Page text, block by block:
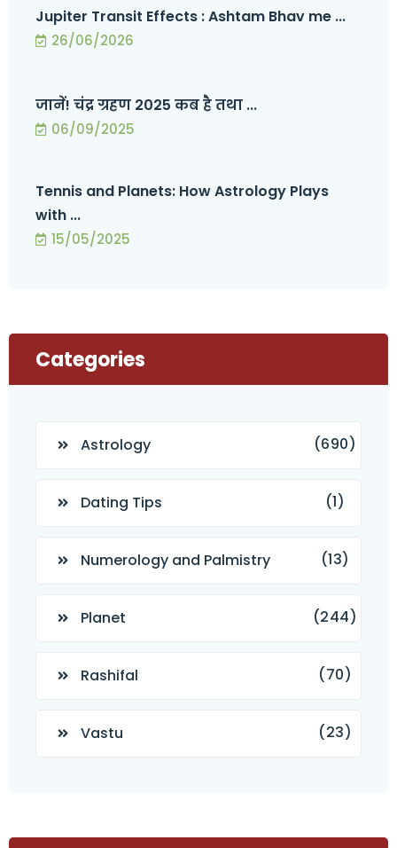
Jupiter Transit Effects : Ashtam Bhav me ...
26/06/2026
जानें! चंद्र ग्रहण 2025 कब है तथा ...
06/09/2025
Tennis and Planets: How Astrology Plays
with ...
15/05/2025
Categories
Astrology (690)
Dating Tips (1)
Numerology and Palmistry (13)
Planet (244)
Rashifal (70)
Vastu (23)